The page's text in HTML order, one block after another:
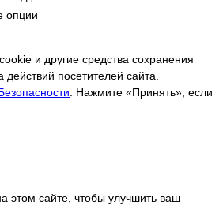
опции
и другие средства сохранения
посетителей сайта.
. Нажмите «Принять», если
этом сайте, чтобы улучшить ваш